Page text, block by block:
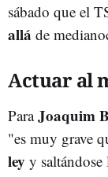
sábado que el
allá de
Actuar al
ParaJoaquim
"es muy grave
ley y saltándose